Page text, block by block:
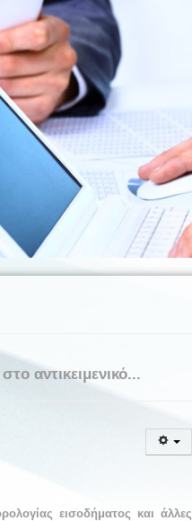
αντικειμενικό...
εισοδήματος και άλλες